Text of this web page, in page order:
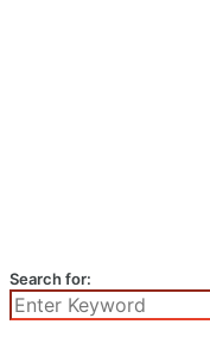
Search for: